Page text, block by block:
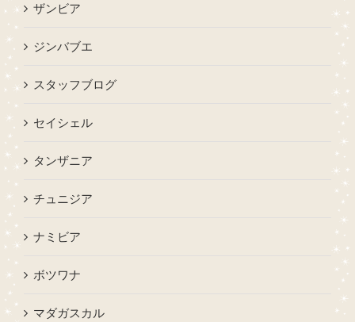
ザンビア
ジンバブエ
スタッフブログ
セイシェル
タンザニア
チュニジア
ナミビア
ボツワナ
マダガスカル